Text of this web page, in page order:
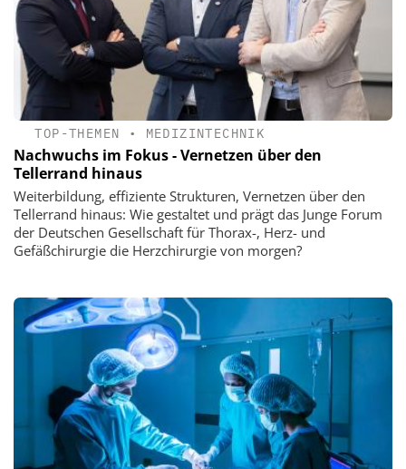
TOP-THEMEN • MEDIZINTECHNIK
Nachwuchs im Fokus - Vernetzen über den
Tellerrand hinaus
Weiterbildung, effiziente Strukturen, Vernetzen über den
Tellerrand hinaus: Wie gestaltet und prägt das Junge Forum
der Deutschen Gesellschaft für Thorax-, Herz- und
Gefäßchirurgie die Herzchirurgie von morgen?